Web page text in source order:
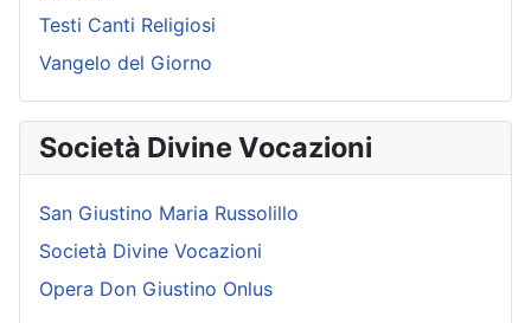
Testi Canti Religiosi
Vangelo del Giorno
Società Divine Vocazioni
San Giustino Maria Russolillo
Società Divine Vocazioni
Opera Don Giustino Onlus